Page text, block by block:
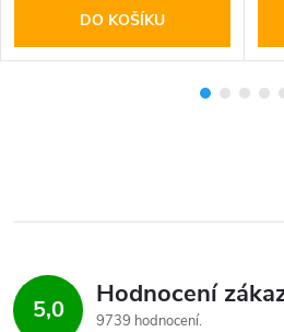
DO KOŠÍKU
5,0 Hodnocení
9739 hodnocení